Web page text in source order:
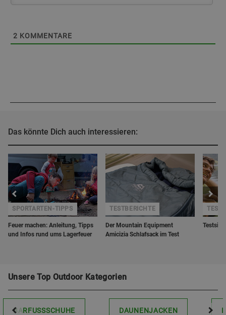
2 KOMMENTARE
Das könnte Dich auch interessieren:
Feuer machen: Anleitung, Tipps
und Infos rund ums Lagerfeuer
SPORTARTEN-TIPPS
Der Mountain Equipment
Amicizia Schlafsack im Test
TESTBERICHTE
Unsere Top Outdoor Kategorien
BARFUSSSCHUHE DAUNENJACKEN